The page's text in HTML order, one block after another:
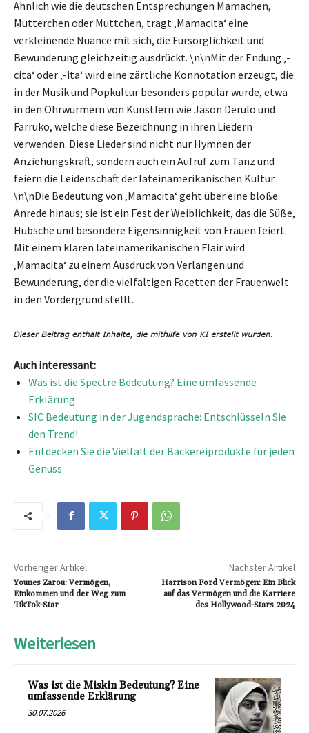
Ähnlich wie die deutschen Entsprechungen Mamachen,
Mutterchen oder Muttchen, trägt ‚Mamacita‘ eine
verkleinende Nuance mit sich, die Fürsorglichkeit und
Bewunderung gleichzeitig ausdrückt. \n\nMit der Endung ‚-
cita‘ oder ‚-ita‘ wird eine zärtliche Konnotation erzeugt, die
in der Musik und Popkultur besonders populär wurde, etwa
in den Ohrwürmern von Künstlern wie Jason Derulo und
Farruko, welche diese Bezeichnung in ihren Liedern
verwenden. Diese Lieder sind nicht nur Hymnen der
Anziehungskraft, sondern auch ein Aufruf zum Tanz und
feiern die Leidenschaft der lateinamerikanischen Kultur.
\n\nDie Bedeutung von ‚Mamacita‘ geht über eine bloße
Anrede hinaus; sie ist ein Fest der Weiblichkeit, das die Süße,
Hübsche und besondere Eigensinnigkeit von Frauen feiert.
Mit einem klaren lateinamerikanischen Flair wird
‚Mamacita‘ zu einem Ausdruck von Verlangen und
Bewunderung, der die vielfältigen Facetten der Frauenwelt
in den Vordergrund stellt.
Auch interessant:
Was ist die Spectre Bedeutung? Eine umfassende
Erklärung
SIC Bedeutung in der Jugendsprache: Entschlüsseln Sie
den Trend!
Entdecken Sie die Vielfalt der Bäckereiprodukte für jeden
Genuss
Vorheriger Artikel
Younes Zarou: Vermögen,
Einkommen und der Weg zum
TikTok-Star
Nächster Artikel
Harrison Ford Vermögen: Ein Blick
auf das Vermögen und die Karriere
des Hollywood-Stars 2024
Weiterlesen
Was ist die Miskin Bedeutung? Eine
umfassende Erklärung
30.07.2026